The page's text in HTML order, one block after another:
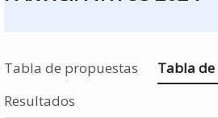
Tabla de propuestas Estás en
Tabla
Resultados